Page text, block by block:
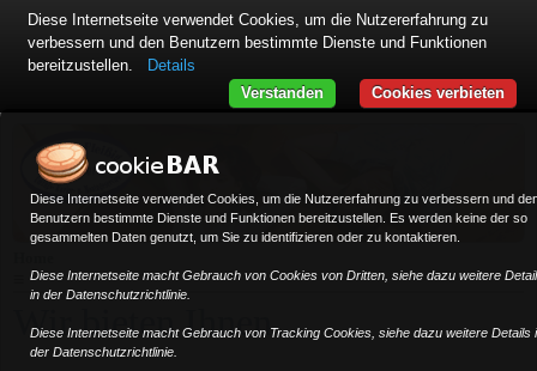
Wir bieten Ihnen ...
Diese Internetseite verwendet Cookies, um die Nutzererfahrung zu verbessern und
Benutzern bestimmte Dienste und Funktionen bereitzustellen. Es werden keine der so
gesammelten Daten genutzt, um Sie zu identifizieren oder zu kontaktieren.
Diese Internetseite macht Gebrauch von Cookies von Dritten, siehe dazu weitere
in der Datenschutzrichtlinie.
Diese Internetseite macht Gebrauch von Tracking Cookies, siehe dazu weitere Details
der Datenschutzrichtlinie.
Diese Internetseite verwendet Cookies, um die Nutzererfahrung zu
verbessern und den Benutzern bestimmte Dienste und Funktionen
bereitzustellen.
Details
Cookies verbieten
Verstanden